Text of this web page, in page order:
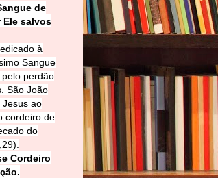
de
Ele salvos
à
Sangue
perdão
São João
Jesus ao
cordeiro de
do
Cordeiro